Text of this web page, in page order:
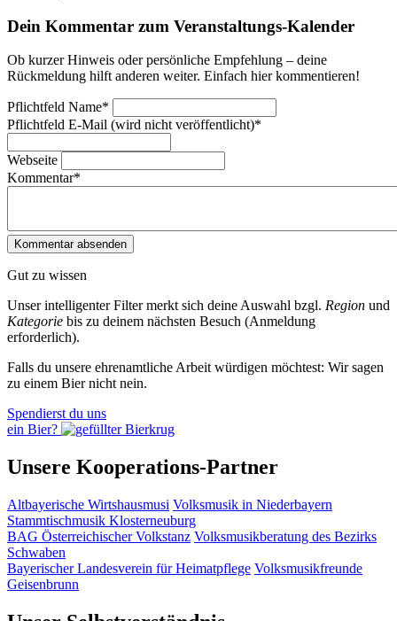
Dein Kommentar zum Veranstaltungs-Kalender
Ob kurzer Hinweis oder persönliche Empfehlung – deine
Rückmeldung hilft anderen weiter. Einfach hier kommentieren!
Pflichtfeld Name*
Pflichtfeld E-Mail (wird nicht veröffentlicht)*
Webseite
Kommentar*
Gut zu wissen
Unser intelligenter Filter merkt sich deine Auswahl bzgl. Region und
Kategorie bis zu deinem nächsten Besuch (Anmeldung
erforderlich).
Falls du unsere ehrenamtliche Arbeit würdigen möchtest: Wir sagen
zu einem Bier nicht nein.
Spendierst du uns
ein Bier?
Unsere Kooperations-Partner
Altbayerische Wirtshausmusi Volksmusik in Niederbayern
Stammtischmusik Klosterneuburg
BAG Österreichischer Volkstanz Volksmusikberatung des Bezirks
Schwaben
Bayerischer Landesverein für Heimatpflege Volksmusikfreunde
Geisenbrunn